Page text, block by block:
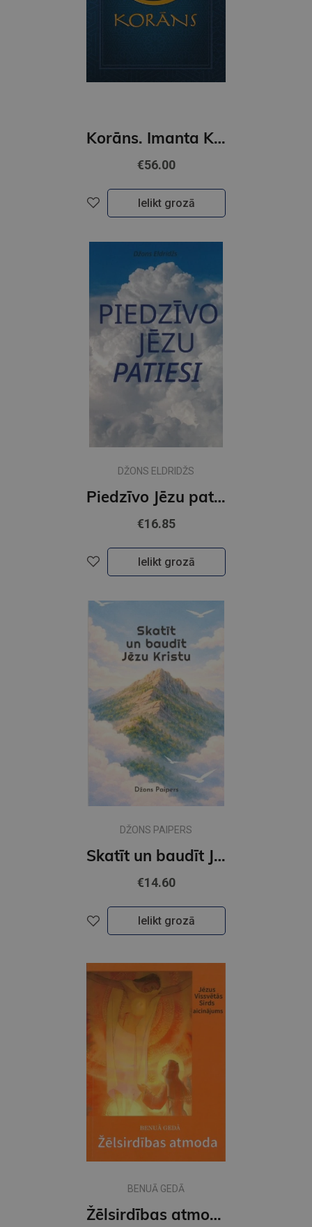
Korāns. Imanta Kalniņa Korāna interpretācija no arābu valodas
€56.00
Ielikt grozā
DŽONS ELDRIDŽS
Piedzīvo Jēzu patiesi
€16.85
Ielikt grozā
DŽONS PAIPERS
Skatīt un baudīt Jēzu Kristu
€14.60
Ielikt grozā
BENUĀ GEDĀ
Žēlsirdības atmoda